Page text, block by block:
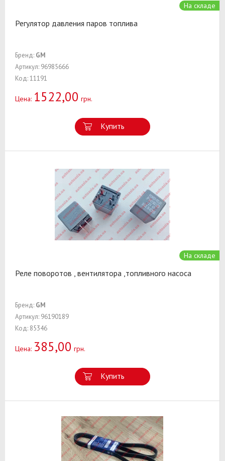
На складе
Регулятор давления паров топлива
Бренд: GM
Артикул: 96985666
Код: 11191
Цена: 1522,00 грн.
Купить
На складе
Реле поворотов , вентилятора ,топливного насоса
Бренд: GM
Артикул: 96190189
Код: 85346
Цена: 385,00 грн.
Купить